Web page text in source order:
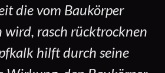
die vom Baukörper
wird, rasch rücktrocknen
hilft durch seine